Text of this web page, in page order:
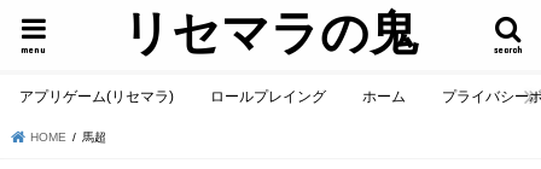
リセマラの鬼 search
menu
アプリゲーム(リセマラ) ロールプレイング ホーム プライバシー
HOME 馬超